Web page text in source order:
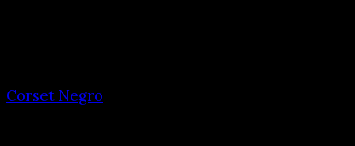
Corset Negro